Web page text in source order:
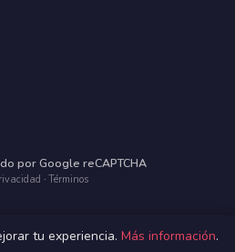
por Google reCAPTCHA
· Términos
Todos los derechos reservados.
tu experiencia. Más información.